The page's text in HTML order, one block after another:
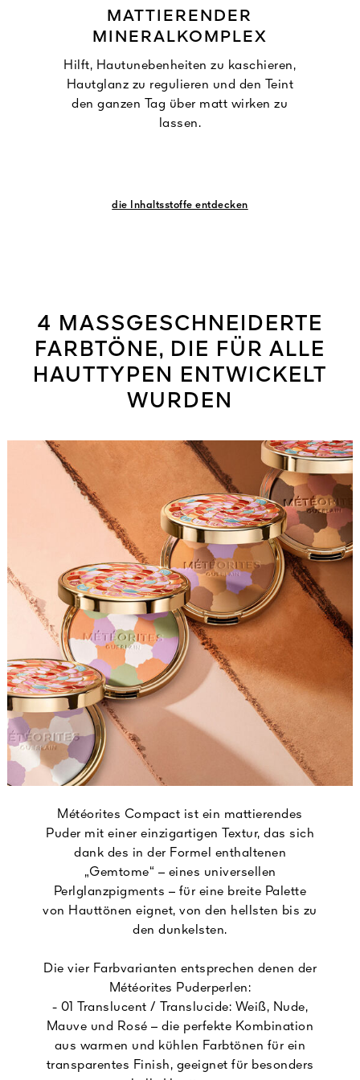
MATTIERENDER
MINERALKOMPLEX
Hilft, Hautunebenheiten zu kaschieren,
Hautglanz zu regulieren und den Teint
den ganzen Tag über matt wirken zu
lassen.
die Inhaltsstoffe entdecken
4 MASSGESCHNEIDERTE
FARBTÖNE, DIE FÜR ALLE
HAUTTYPEN ENTWICKELT
WURDEN
Météorites Compact ist ein mattierendes
Puder mit einer einzigartigen Textur, das sich
dank des in der Formel enthaltenen
„Gemtome“ – eines universellen
Perlglanzpigments – für eine breite Palette
von Hauttönen eignet, von den hellsten bis zu
den dunkelsten.
Die vier Farbvarianten entsprechen denen der
Météorites Puderperlen:
- 01 Translucent / Translucide: Weiß, Nude,
Mauve und Rosé – die perfekte Kombination
aus warmen und kühlen Farbtönen für ein
transparentes Finish, geeignet für besonders